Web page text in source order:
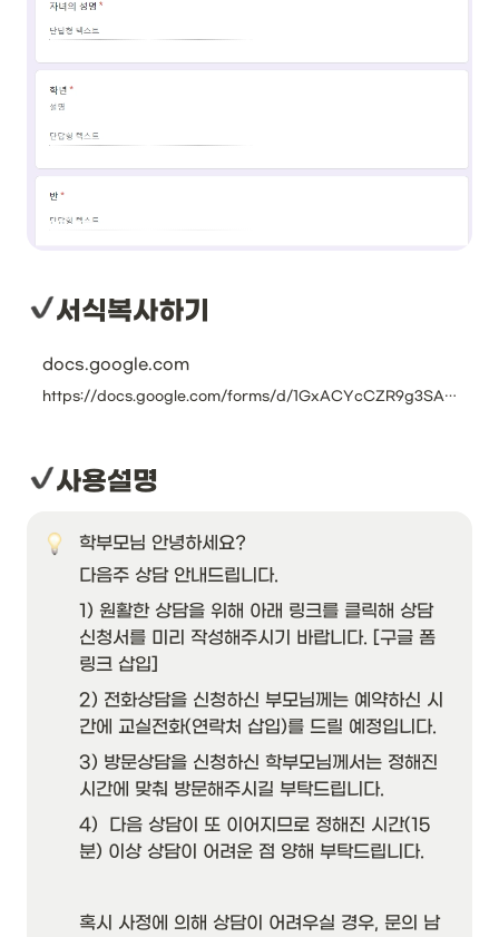
서식복사하기
docs.google.com
https://docs.google.com/forms/d/1GxACYcCZR9g3SAhylUDmM_qrkqh7GFbkzn_La__-NL4/copy
사용설명
학부모님 안녕하세요?
다음주 상담 안내드립니다.
1) 원활한 상담을 위해 아래 링크를 클릭해 상담
신청서를 미리 작성해주시기 바랍니다. [구글 폼
링크 삽입]
2) 전화상담을 신청하신 부모님께는 예약하신 시
간에 교실전화(연락처 삽입)를 드릴 예정입니다.
3) 방문상담을 신청하신 학부모님께서는 정해진
시간에 맞춰 방문해주시길 부탁드립니다.
4)  다음 상담이 또 이어지므로 정해진 시간(15
분) 이상 상담이 어려운 점 양해 부탁드립니다.
혹시 사정에 의해 상담이 어려우실 경우, 문의 남